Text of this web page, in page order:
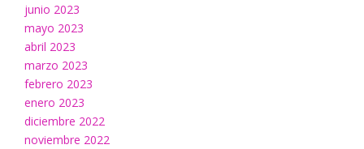
junio 2023
mayo 2023
abril 2023
marzo 2023
febrero 2023
enero 2023
diciembre 2022
noviembre 2022